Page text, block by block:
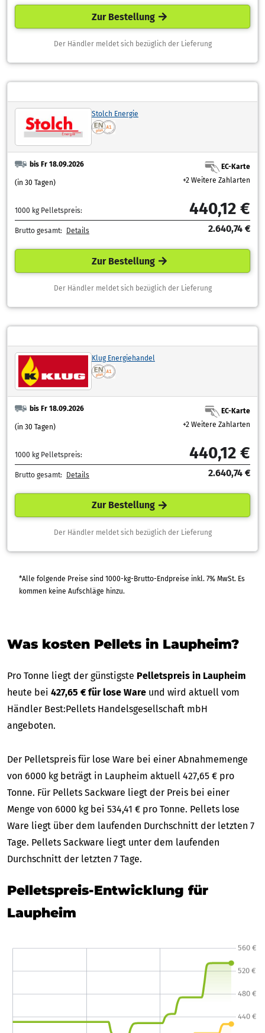
Zur Bestellung
Der Händler meldet sich bezüglich der Lieferung
Stolch Energie
bis Fr 18.09.2026
(in 30 Tagen)
EC-Karte
+2 Weitere Zahlarten
1000 kg Pelletspreis: 440,12 €
Brutto gesamt: Details 2.640,74 €
Zur Bestellung
Der Händler meldet sich bezüglich der Lieferung
Klug Energiehandel
bis Fr 18.09.2026
(in 30 Tagen)
EC-Karte
+2 Weitere Zahlarten
1000 kg Pelletspreis: 440,12 €
Brutto gesamt: Details 2.640,74 €
Zur Bestellung
Der Händler meldet sich bezüglich der Lieferung
*Alle folgende Preise sind 1000-kg-Brutto-Endpreise inkl. 7% MwSt. Es
kommen keine Aufschläge hinzu.
Was kosten Pellets in Laupheim?
Pro Tonne liegt der günstigste Pelletspreis in Laupheim
heute bei 427,65 € für lose Ware und wird aktuell vom
Händler Best:Pellets Handelsgesellschaft mbH
angeboten.
Der Pelletspreis für lose Ware bei einer Abnahmemenge
von 6000 kg beträgt in Laupheim aktuell 427,65 € pro
Tonne. Für Pellets Sackware liegt der Preis bei einer
Menge von 6000 kg bei 534,41 € pro Tonne. Pellets lose
Ware liegt über dem laufenden Durchschnitt der letzten 7
Tage. Pellets Sackware liegt unter dem laufenden
Durchschnitt der letzten 7 Tage.
Pelletspreis-Entwicklung für
Laupheim